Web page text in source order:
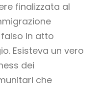
finalizzata al
in atto
Esisteva un vero
dei
che